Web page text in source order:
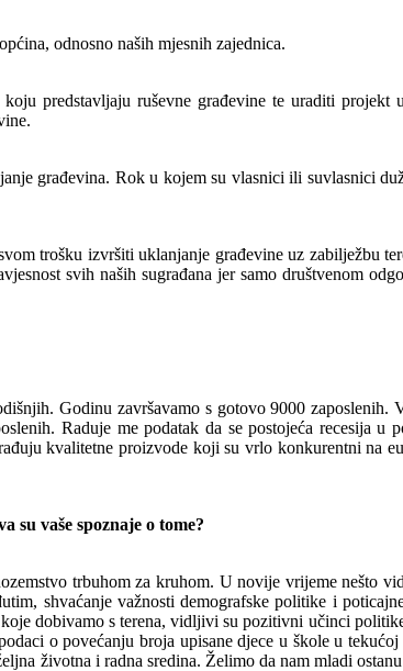
odnosno naših mjesnih zajednica.
predstavljaju ruševne građevine te uraditi projekt
građevina. Rok u kojem su vlasnici ili suvlasnici
trošku izvršiti uklanjanje građevine uz zabilježbu
svih naših sugrađana jer samo društvenom
Godinu završavamo s gotovo 9000 zaposlenih.
Raduje me podatak da se postojeća recesija u
kvalitetne proizvode koji su vrlo konkurentni na
su vaše spoznaje o tome?
trbuhom za kruhom. U novije vrijeme nešto
shvaćanje važnosti demografske politike i
dobivamo s terena, vidljivi su pozitivni učinci
o povećanju broja upisane djece u škole u
životna i radna sredina. Želimo da nam mladi